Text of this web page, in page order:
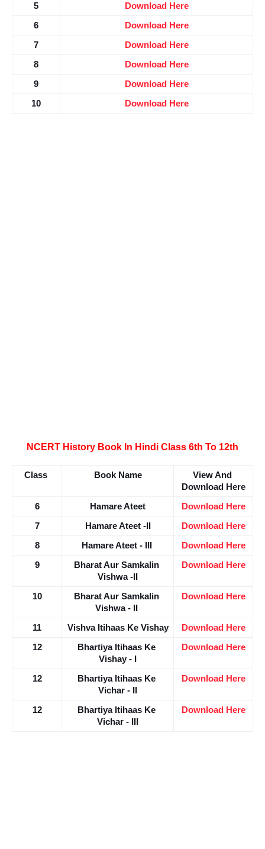
5 Download Here
6 Download Here
7 Download Here
8 Download Here
9 Download Here
10 Download Here
NCERT History Book In Hindi Class 6th To 12th
Class Book Name
View And
Download Here
6 Hamare Ateet Download Here
7 Hamare Ateet -II Download Here
8 Hamare Ateet - III Download Here
9
Bharat Aur Samkalin
Vishwa -II
Download Here
10
Bharat Aur Samkalin
Vishwa - II
Download Here
11 Vishva Itihaas Ke Vishay Download Here
12
Bhartiya Itihaas Ke
Vishay - I
Download Here
12
Bhartiya Itihaas Ke
Vichar - II
Download Here
12
Bhartiya Itihaas Ke
Vichar - III
Download Here